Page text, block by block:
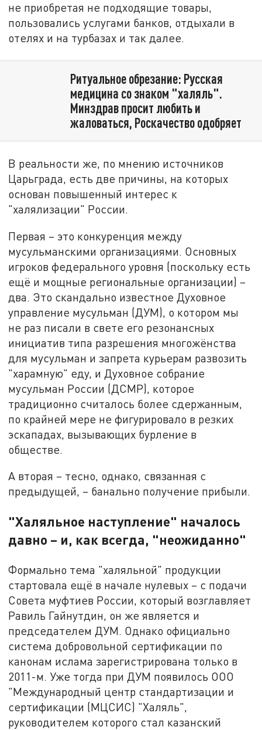
не приобретая не подходящие товары,
пользовались услугами банков, отдыхали в
отелях и на турбазах и так далее.
Ритуальное обрезание: Русская
медицина со знаком "халяль".
Минздрав просит любить и
жаловаться, Роскачество одобряет
В реальности же, по мнению источников
Царьграда, есть две причины, на которых
основан повышенный интерес к
"халялизации" России.
Первая – это конкуренция между
мусульманскими организациями. Основных
игроков федерального уровня (поскольку есть
ещё и мощные региональные организации) –
два. Это скандально известное Духовное
управление мусульман (ДУМ), о котором мы
не раз писали в свете его резонансных
инициатив типа разрешения многожёнства
для мусульман и запрета курьерам развозить
"харамную" еду, и Духовное собрание
мусульман России (ДСМР), которое
традиционно считалось более сдержанным,
по крайней мере не фигурировало в резких
эскападах, вызывающих бурление в
обществе.
А вторая – тесно, однако, связанная с
предыдущей, – банально получение прибыли.
"Халяльное наступление" началось
давно – и, как всегда, "неожиданно"
Формально тема "халяльной" продукции
стартовала ещё в начале нулевых – с подачи
Совета муфтиев России, который возглавляет
Равиль Гайнутдин, он же является и
председателем ДУМ. Однако официально
система добровольной сертификации по
канонам ислама зарегистрирована только в
2011-м. Уже тогда при ДУМ появилось ООО
"Международный центр стандартизации и
сертификации (МЦСИС) "Халяль",
руководителем которого стал казанский